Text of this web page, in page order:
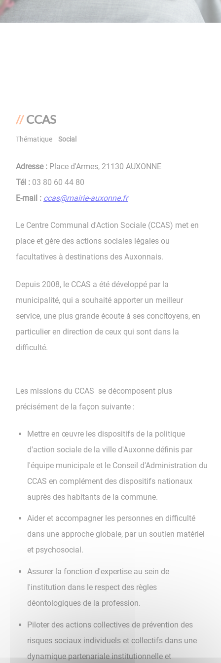
CCAS
Thématique Social
Adresse : Place d'Armes, 21130 AUXONNE
Tél : 03 80 60 44 80
E-mail : ccas@mairie-auxonne.fr
Le Centre Communal d'Action Sociale (CCAS) met en
place et gère des actions sociales légales ou
facultatives à destinations des Auxonnais.
Depuis 2008, le CCAS a été développé par la
municipalité, qui a souhaité apporter un meilleur
service, une plus grande écoute à ses concitoyens, en
particulier en direction de ceux qui sont dans la
difficulté.
Les missions du CCAS se décomposent plus
précisément de la façon suivante :
Mettre en œuvre les dispositifs de la politique
d'action sociale de la ville d'Auxonne définis par
l'équipe municipale et le Conseil d'Administration du
CCAS en complément des dispositifs nationaux
auprès des habitants de la commune.
Aider et accompagner les personnes en difficulté
dans une approche globale, par un soutien matériel
et psychosocial.
Assurer la fonction d'expertise au sein de
l'institution dans le respect des règles
déontologiques de la profession.
Piloter des actions collectives de prévention des
risques sociaux individuels et collectifs dans une
dynamique partenariale institutionnelle et